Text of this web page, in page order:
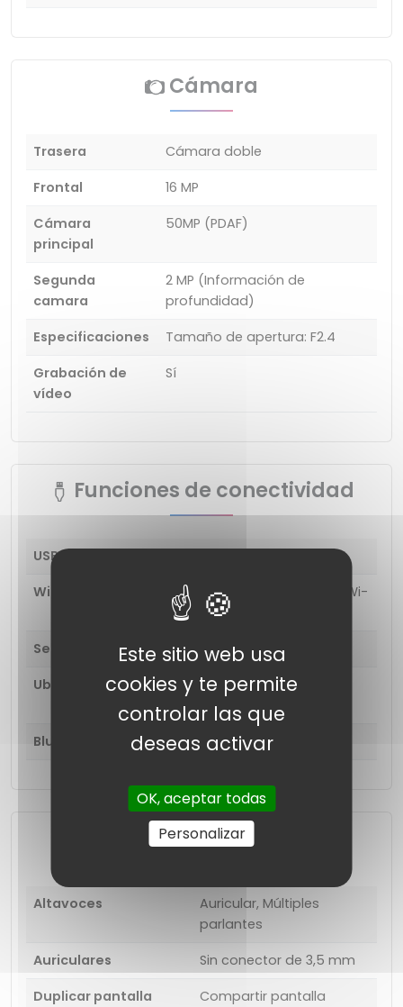
Cámara
Trasera
Cámara doble
Frontal
16 MP
Cámara
principal
50MP (PDAF)
Segunda
camara
2 MP (Información de
profundidad)
Especificaciones
Tamaño de apertura: F2.4
Grabación de
vídeo
Sí
Funciones de conectividad
USB
Wi-Fi
802.11 a, b, g, n, ac, hacha (Wi-Fi 6); Wi-
Fi directo, punto de acceso
Sensores
Acelerómetro, Brújula
Ubicación
GPS, A-GPS, Glonass, Galileo, BeiDou,
QZSS, Cell ID, posicionamiento Wi-Fi
Bluetooth
5.3
Multimedia
Altavoces
Auricular, Múltiples
parlantes
Auriculares
Sin conector de 3,5 mm
Duplicar pantalla
Compartir pantalla
Este sitio web usa
cookies y te permite
controlar las que
deseas activar
OK, aceptar todas
Personalizar